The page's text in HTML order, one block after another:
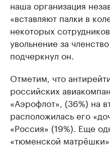
наша организация
«вставляют палки в
некоторых
увольнение за
подчеркнул он.
Отметим, что
российских
«Аэрофлот», (36%) на
расположилась его
«Россия» (19%). Еще
«тюменской